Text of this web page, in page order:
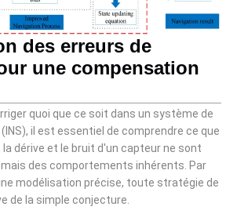
des erreurs de
une compensation
quoi que ce soit dans un système de
il est essentiel de comprendre ce que
la dérive et le bruit d'un capteur ne sont
des comportements inhérents. Par
modélisation précise, toute stratégie de
de la simple conjecture.